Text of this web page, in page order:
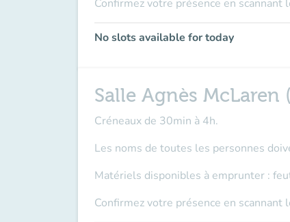
Confirmez votre présence en scannant
No slots available for today
Salle Agnès McLaren
Créneaux de 30min à 4h.
Les noms de toutes les personnes
Matériels disponibles à emprunter :
Confirmez votre présence en scannant